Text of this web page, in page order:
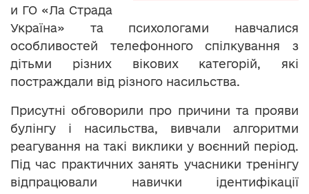
и ГО «Ла Страда
Україна» та психологами навчалися
особливостей телефонного спілкування з
дітьми різних вікових категорій, які
постраждали від різного насильства.
Присутні обговорили про причини та прояви
булінгу і насильства, вивчали алгоритми
реагування на такі виклики у воєнний період.
Під час практичних занять учасники тренінгу
відпрацювали навички ідентифікації